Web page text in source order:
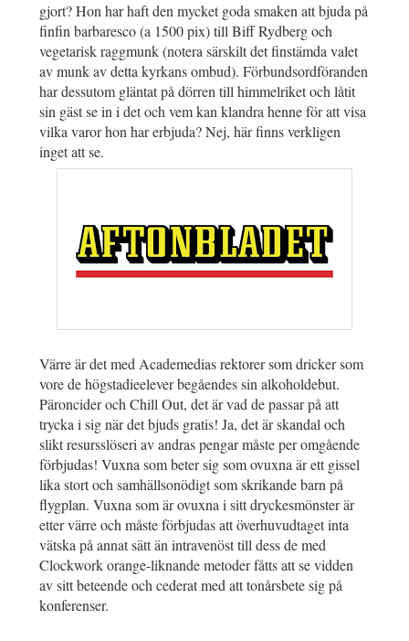
gjort? Hon har haft den mycket goda smaken att bjuda på
finfin barbaresco (a 1500 pix) till Biff Rydberg och
vegetarisk raggmunk (notera särskilt det finstämda valet
av munk av detta kyrkans ombud). Förbundsordföranden
har dessutom gläntat på dörren till himmelriket och låtit
sin gäst se in i det och vem kan klandra henne för att visa
vilka varor hon har erbjuda? Nej, här finns verkligen
inget att se.
Värre är det med Academedias rektorer som dricker som
vore de högstadieelever begåendes sin alkoholdebut.
Päroncider och Chill Out, det är vad de passar på att
trycka i sig när det bjuds gratis! Ja, det är skandal och
slikt resursslöseri av andras pengar måste per omgående
förbjudas! Vuxna som beter sig som ovuxna är ett gissel
lika stort och samhällsonödigt som skrikande barn på
flygplan. Vuxna som är ovuxna i sitt dryckesmönster är
etter värre och måste förbjudas att överhuvudtaget inta
vätska på annat sätt än intravenöst till dess de med
Clockwork orange-liknande metoder fåtts att se vidden
av sitt beteende och cederat med att tonårsbete sig på
konferenser.